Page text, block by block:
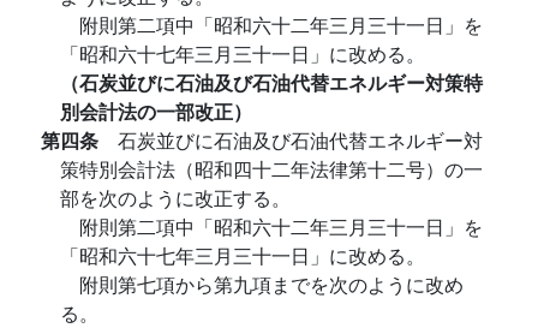
附則第二項中「昭和六十二年三月三十一日」を
「昭和六十七年三月三十一日」に改める。
（石炭並びに石油及び石油代替エネルギー対策特
別会計法の一部改正）
第四条 石炭並びに石油及び石油代替エネルギー対
策特別会計法（昭和四十二年法律第十二号）の一
部を次のように改正する。
附則第二項中「昭和六十二年三月三十一日」を
「昭和六十七年三月三十一日」に改める。
附則第七項から第九項までを次のように改め
る。